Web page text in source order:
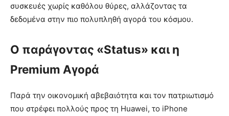
συσκευές χωρίς καθόλου θύρες, αλλάζοντας τα
δεδομένα στην πιο πολυπληθή αγορά του κόσμου.
Ο παράγοντας «Status» και η
Premium Αγορά
Παρά την οικονομική αβεβαιότητα και τον πατριωτισμό
που στρέφει πολλούς προς τη Huawei, το iPhone